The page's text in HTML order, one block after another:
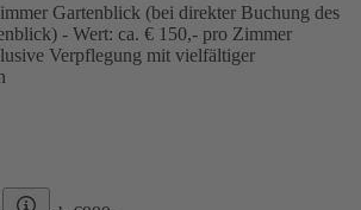
Gartenblick (bei direkter Buchung des
- Wert: ca. € 150,- pro Zimmer
Verpflegung mit vielfältiger